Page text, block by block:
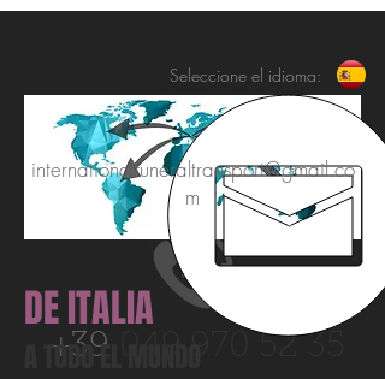
Seleccione el idioma:
QUE HACER DESPUÉS
DE UNA MUERTE
+39 049 970 52 35
internationalfuneraltransport@gmail.co
m
DE ITALIA
A TODO EL MUNDO